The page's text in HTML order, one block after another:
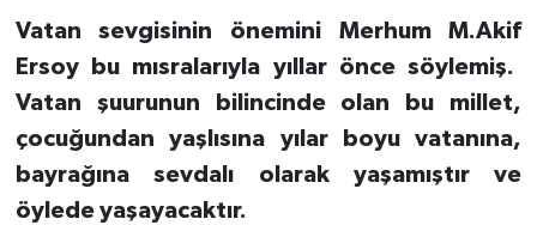
Vatan sevgisinin önemini Merhum M.Akif
Ersoy bu mısralarıyla yıllar önce söylemiş.
Vatan şuurunun bilincinde olan bu millet,
çocuğundan yaşlısına yılar boyu vatanına,
bayrağına sevdalı olarak yaşamıştır ve
öylede yaşayacaktır.
MEDYA
OTOMOTİV